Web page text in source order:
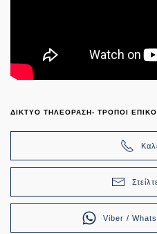
ΔΙΚΤΥΟ ΤΗΛΕΟΡΑΣΗ- ΤΡΟΠΟΙ
Viber /